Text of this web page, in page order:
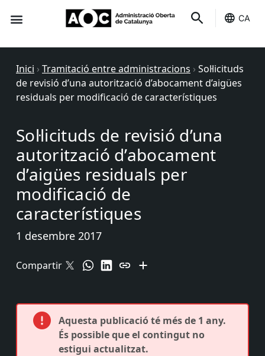
CA
Inici › Tramitació entre administracions › Sol·licituds
de revisió d’una autorització d’abocament d’aigües
residuals per modificació de característiques
Sol·licituds de revisió d’una
autorització d’abocament
d’aigües residuals per
modificació de
característiques
1 desembre 2017
Compartir
Aquesta publicació té més de 1 any.
És possible que el contingut no
estigui actualitzat.